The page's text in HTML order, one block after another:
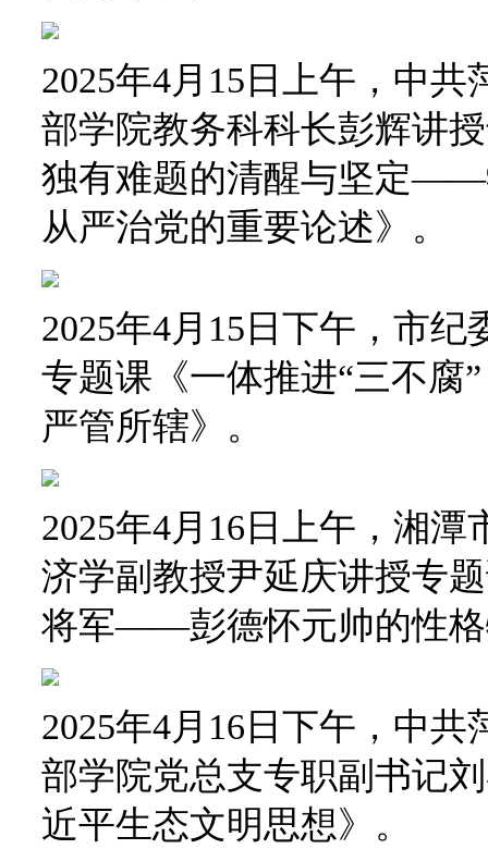
2025年4月15日上午，中
部学院教务科科长彭辉讲
独有难题的清醒与坚定——
从严治党的重要论述》。
2025年4月15日下午，市
专题课《一体推进“三不腐
严管所辖》。
2025年4月16日上午，湘
济学副教授尹延庆讲授专
将军——彭德怀元帅的性
2025年4月16日下午，中
部学院党总支专职副书记
近平生态文明思想》。